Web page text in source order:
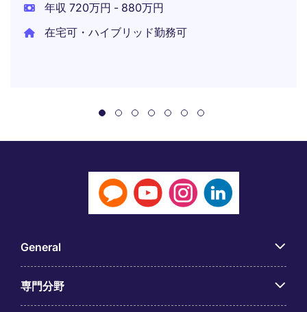
年収 720万円 - 880万円
在宅可・ハイブリッド勤務可
General
専門分野